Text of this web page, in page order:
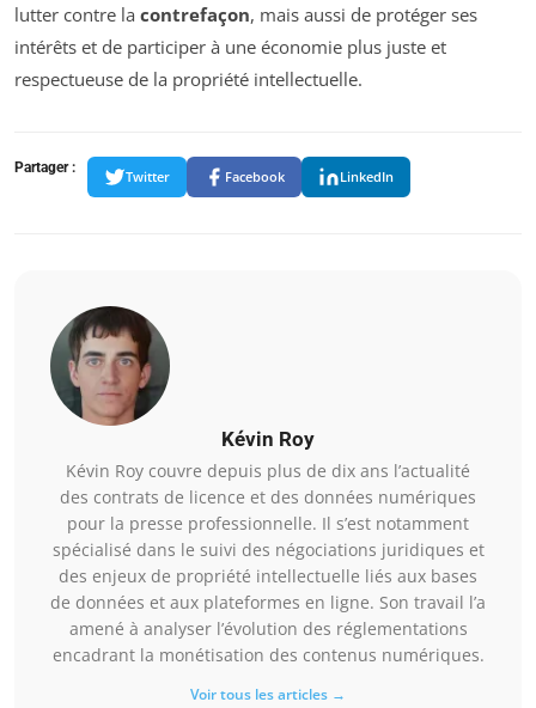
lutter contre la contrefaçon, mais aussi de protéger ses
intérêts et de participer à une économie plus juste et
respectueuse de la propriété intellectuelle.
Partager :
Twitter Facebook LinkedIn
Kévin Roy
Kévin Roy couvre depuis plus de dix ans l’actualité
des contrats de licence et des données numériques
pour la presse professionnelle. Il s’est notamment
spécialisé dans le suivi des négociations juridiques et
des enjeux de propriété intellectuelle liés aux bases
de données et aux plateformes en ligne. Son travail l’a
amené à analyser l’évolution des réglementations
encadrant la monétisation des contenus numériques.
Voir tous les articles →